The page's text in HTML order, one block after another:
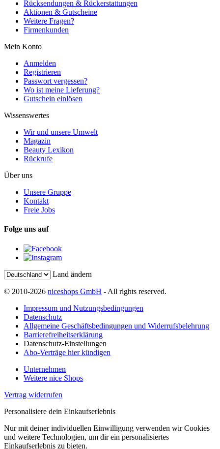
Rücksendungen & Rückerstattungen
Aktionen & Gutscheine
Weitere Fragen?
Firmenkunden
Mein Konto
Anmelden
Registrieren
Passwort vergessen?
Wo ist meine Lieferung?
Gutschein einlösen
Wissenswertes
Wir und unsere Umwelt
Magazin
Beauty Lexikon
Rückrufe
Über uns
Unsere Gruppe
Kontakt
Freie Jobs
Folge uns auf
Land ändern
© 2010-2026 niceshops GmbH - All rights reserved.
Impressum und Nutzungsbedingungen
Datenschutz
Allgemeine Geschäftsbedingungen und Widerrufsbelehrung
Barrierefreiheitserklärung
Datenschutz-Einstellungen
Abo-Verträge hier kündigen
Unternehmen
Weitere nice Shops
Vertrag widerrufen
Personalisiere dein Einkaufserlebnis
Nur mit deiner individuellen Einwilligung verwenden wir Cookies
und weitere Technologien, um dir ein personalisiertes
Einkaufserlebnis zu bieten.